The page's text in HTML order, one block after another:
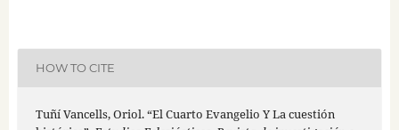
HOW TO CITE
Tuñí Vancells, Oriol. “El Cuarto Evangelio Y La cuestión